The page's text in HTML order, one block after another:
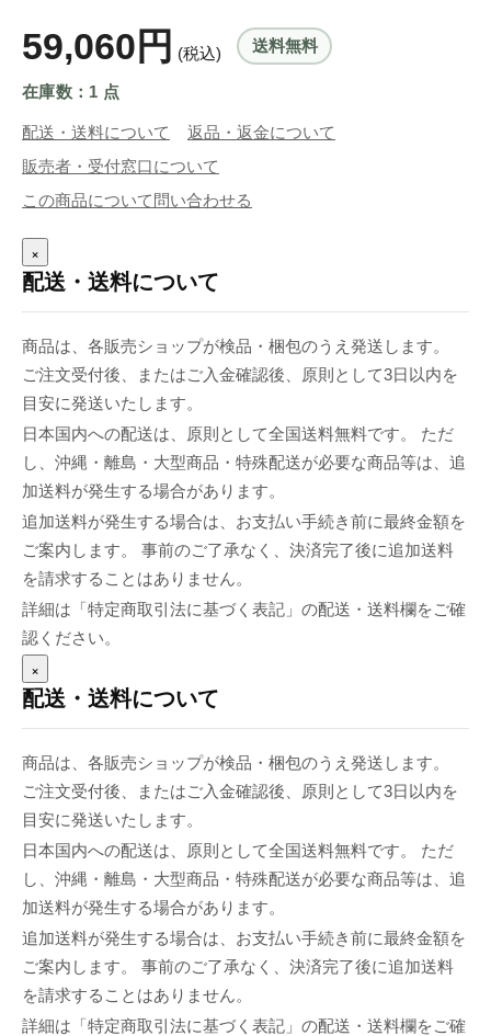
59,060円 (税込) 送料無料
在庫数：1 点
配送・送料について
返品・返金について
販売者・受付窓口について
この商品について問い合わせる
×
配送・送料について
商品は、各販売ショップが検品・梱包のうえ発送します。
ご注文受付後、またはご入金確認後、原則として3日以内を
目安に発送いたします。
日本国内への配送は、原則として全国送料無料です。 ただ
し、沖縄・離島・大型商品・特殊配送が必要な商品等は、追
加送料が発生する場合があります。
追加送料が発生する場合は、お支払い手続き前に最終金額を
ご案内します。 事前のご了承なく、決済完了後に追加送料
を請求することはありません。
詳細は「特定商取引法に基づく表記」の配送・送料欄をご確
認ください。
×
配送・送料について
商品は、各販売ショップが検品・梱包のうえ発送します。
ご注文受付後、またはご入金確認後、原則として3日以内を
目安に発送いたします。
日本国内への配送は、原則として全国送料無料です。 ただ
し、沖縄・離島・大型商品・特殊配送が必要な商品等は、追
加送料が発生する場合があります。
追加送料が発生する場合は、お支払い手続き前に最終金額を
ご案内します。 事前のご了承なく、決済完了後に追加送料
を請求することはありません。
詳細は「特定商取引法に基づく表記」の配送・送料欄をご確